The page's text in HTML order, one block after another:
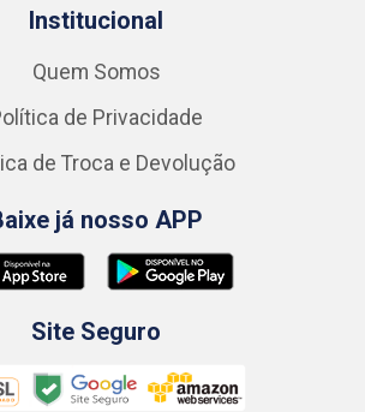
Institucional
Quem Somos
de Privacidade
de Troca e Devolução
já nosso APP
Site Seguro